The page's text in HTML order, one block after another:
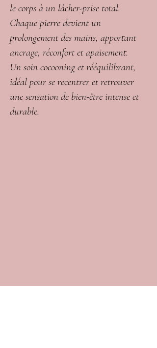
le corps à un lâcher-prise total.
Chaque pierre devient un
prolongement des mains, apportant
ancrage, réconfort et apaisement.
Un soin cocooning et rééquilibrant,
idéal pour se recentrer et retrouver
une sensation de bien-être intense et
durable.